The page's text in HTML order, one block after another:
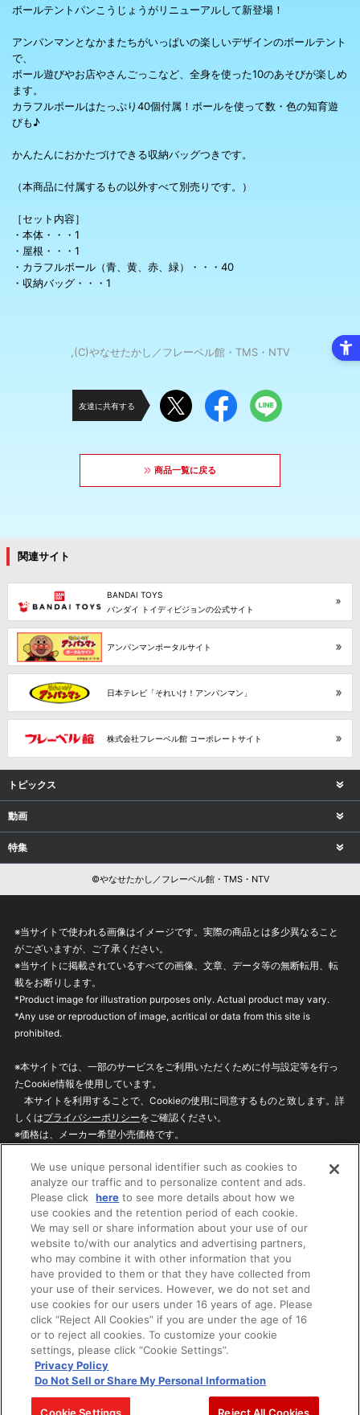
ボールテントパンこうじょうがリニューアルして新登場！
アンパンマンとなかまたちがいっぱいの楽しいデザインのボールテント
で、
ボール遊びやお店やさんごっこなど、全身を使った10のあそびが楽しめ
ます。
カラフルボールはたっぷり40個付属！ボールを使って数・色の知育遊
びも♪
かんたんにおかたづけできる収納バッグつきです。
（本商品に付属するもの以外すべて別売りです。）
［セット内容］
・本体・・・1
・屋根・・・1
・カラフルボール（青、黄、赤、緑）・・・40
・収納バッグ・・・1
,(C)やなせたかし／フレーベル館・TMS・NTV
友達に共有する
商品一覧に戻る
関連サイト
BANDAI TOYS
バンダイ トイディビジョンの公式サイト
アンパンマンポータルサイト
日本テレビ「それいけ！アンパンマン」
株式会社フレーベル館 コーポレートサイト
トピックス
動画
特集
©やなせたかし／フレーベル館・TMS・NTV
※当サイトで使われる画像はイメージです。実際の商品とは多少異なること
がございますが、ご了承ください。
※当サイトに掲載されているすべての画像、文章、データ等の無断転用、転
載をお断りします。
*Product image for illustration purposes only. Actual product may vary.
*Any use or reproduction of image, acritical or data from this site is
prohibited.
※本サイトでは、一部のサービスをご利用いただくために付与設定等を行っ
たCookie情報を使用しています。
本サイトを利用することで、Cookieの使用に同意するものと致します。詳
しくはプライバシーポリシーをご確認ください。
※価格は、メーカー希望小売価格です。
ざいますのでご了承ください。
privacypolicy
Do Not Sell or Share My
Personal Information
ウェブサイトご利用条件
ソーシャルメディアポリシー
個人情報保護方針
お問い合わせ
©BANDAI
コピーライト一覧を表示する
We use unique personal identifier such as cookies to
analyze our traffic and to personalize content and ads.
Please click here to see more details about how we
use cookies and the retention period of each cookie.
We may sell or share information about your use of our
website to/with our analytics and advertising partners,
who may combine it with other information that you
have provided to them or that they have collected from
your use of their services. However, we do not set and
use cookies for our users under 16 years of age. Please
click “Reject All Cookies” if you are under the age of 16
or to reject all cookies. To customize your cookie
settings, please click “Cookie Settings”.
Privacy Policy
Do Not Sell or Share My Personal Information